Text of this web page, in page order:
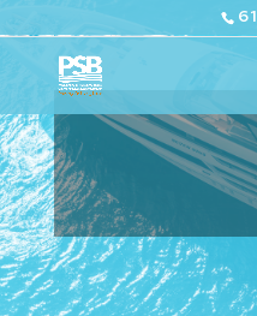
GESTIÓN